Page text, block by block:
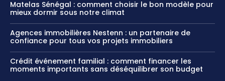
Matelas Sénégal : comment choisir le bon modèle pour
mieux dormir sous notre climat
Agences immobilières Nestenn : un partenaire de
confiance pour tous vos projets immobiliers
Crédit événement familial : comment financer les
moments importants sans déséquilibrer son budget